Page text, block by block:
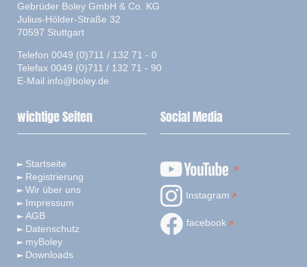
Gebrüder Boley GmbH & Co. KG
Julius-Hölder-Straße 32
70597 Stuttgart
Telefon 0049 (0)711 / 132 71 - 0
Telefax 0049 (0)711 / 132 71 - 90
E-Mail info@boley.de
wichtige Seiten
Startseite
Registrierung
Wir über uns
Impressum
AGB
Datenschutz
myBoley
Downloads
Social Media
Instagram
facebook